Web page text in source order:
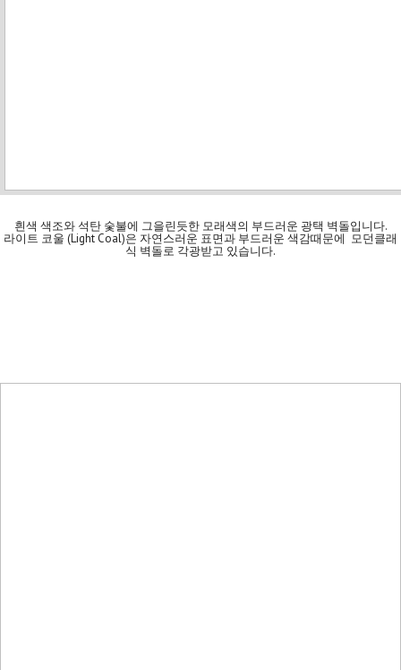
흰색 색조와 석탄 숯불에 그을린듯한 모래색의 부드러운 광택 벽돌입니다.
라이트 코울 (Light Coal)은 자연스러운 표면과 부드러운 색감때문에 모던클래
식 벽돌로 각광받고 있습니다.